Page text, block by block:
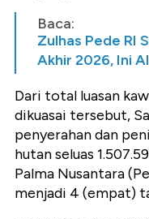
Baca:
Zulhas Pede RI
Akhir 2026, Ini
Dari total luasan
dikuasai tersebut,
penyerahan dan
hutan seluas
Palma Nusantara
menjadi 4 (empat)